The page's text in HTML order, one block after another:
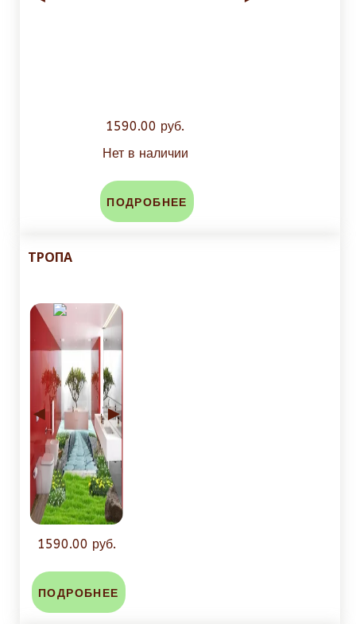
1590.00 руб.
Нет в наличии
ПОДРОБНЕЕ
ТРОПА
◄ ►
1590.00 руб.
ПОДРОБНЕЕ